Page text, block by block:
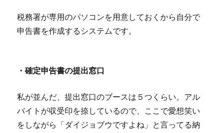
税務署が専用のパソコンを用意しておくから自分で
申告書を作成するシステムです。
・確定申告書の提出窓口
私が並んだ、提出窓口のブースは５つくらい。アル
バイトが収受印を捺しているので、ここで愛想笑い
をしながら「ダイジョブウですよね」と言ってる納